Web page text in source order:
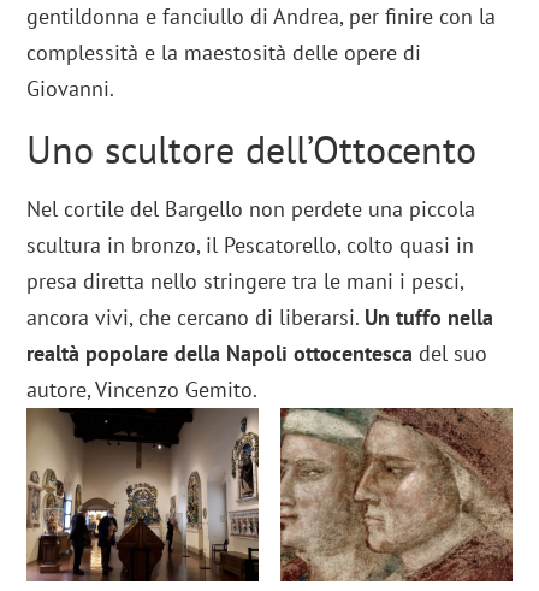
gentildonna e fanciullo di Andrea, per finire con la
complessità e la maestosità delle opere di
Giovanni.
Uno scultore dell’Ottocento
Nel cortile del Bargello non perdete una piccola
scultura in bronzo, il Pescatorello, colto quasi in
presa diretta nello stringere tra le mani i pesci,
ancora vivi, che cercano di liberarsi. Un tuffo nella
realtà popolare della Napoli ottocentesca del suo
autore, Vincenzo Gemito.